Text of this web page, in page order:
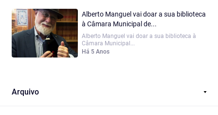
Alberto Manguel vai doar a sua biblioteca
à Câmara Municipal de...
Alberto Manguel vai doar a sua biblioteca à
Câmara Municipal...
Há 5 Anos
Arquivo